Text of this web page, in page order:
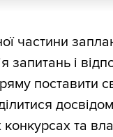
частини
запитань і
поставити
та